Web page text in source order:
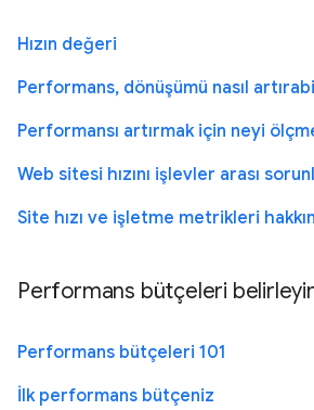
Hızın değeri
Performans, dönüşümü nasıl
Performansı artırmak için neyi
Web sitesi hızını işlevler arası
Site hızı ve işletme metrikleri
Performans bütçeleri
Performans bütçeleri 101
İlk performans bütçeniz